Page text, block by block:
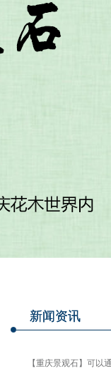
新闻资讯
【重庆景观石】可以